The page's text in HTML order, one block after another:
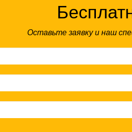
Оставьте заявку и наш